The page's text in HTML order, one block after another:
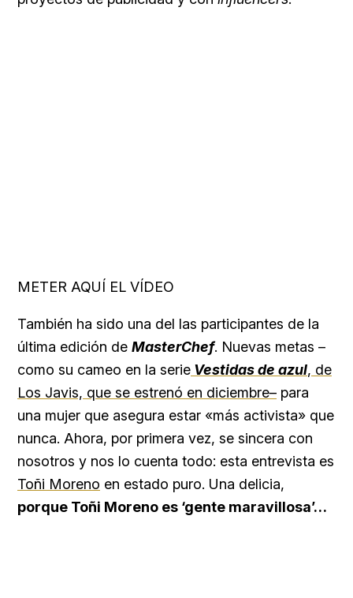
METER AQUÍ EL VÍDEO
También ha sido una del las participantes de la
última edición de MasterChef. Nuevas metas –
como su cameo en la serie Vestidas de azul, de
Los Javis, que se estrenó en diciembre– para
una mujer que asegura estar «más activista» que
nunca. Ahora, por primera vez, se sincera con
nosotros y nos lo cuenta todo: esta entrevista es
Toñi Moreno en estado puro. Una delicia,
porque Toñi Moreno es ‘gente maravillosa’…